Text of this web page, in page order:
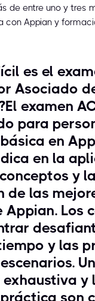
de entre uno y tres
con Appian y
es el
Asociado
examen
para
en
en la
y la
de las
Los
y las
y
son